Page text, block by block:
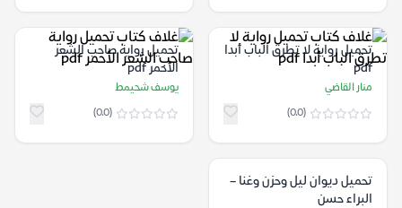
تحميل رواية لا تطرق الباب أبدا
pdf
منار القاضي
(0.0)
تحميل رواية صاحب الشعر
الأحمر pdf
يوسف شحيمط
(0.0)
تحميل ديوان ليل وحزن وغنا –
البراء حسن